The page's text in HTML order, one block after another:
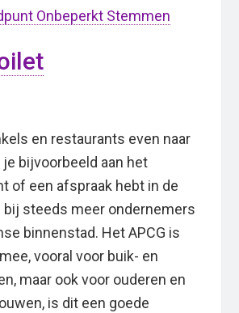
Onbeperkt Stemmen
en restaurants even naar
bijvoorbeeld aan het
of een afspraak hebt in de
bij steeds meer ondernemers
binnenstad. Het APCG is
vooral voor buik- en
maar ook voor ouderen en
is dit een goede